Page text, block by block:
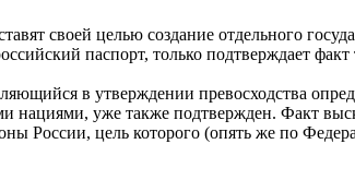
своей целью создание отдельного
паспорт, только подтверждает факт
в утверждении превосходства
нациями, уже также подтвержден. Факт
России, цель которого (опять же по